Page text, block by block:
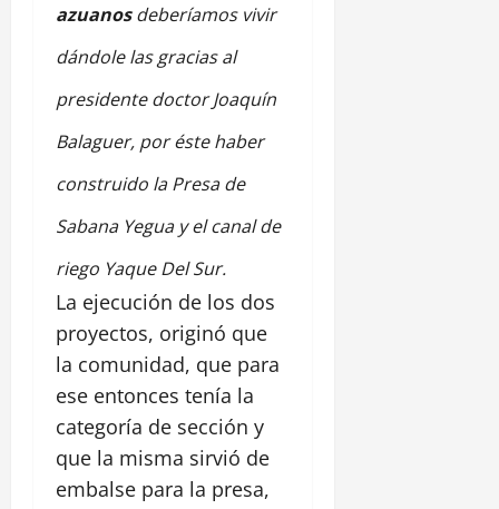
azuanosdeberíamos vivir
dándole las gracias al
presidente doctor Joaquín
Balaguer, por éste haber
construido la Presa de
Sabana Yegua y el canal de
riego Yaque Del Sur.
La ejecución de los dos
proyectos, originó que
la comunidad, que para
ese entonces tenía la
categoría de sección y
que la misma sirvió de
embalse para la presa,